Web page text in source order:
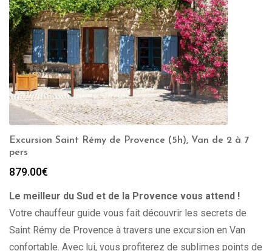
Excursion Saint Rémy de Provence (5h), Van de 2 à 7
pers
879.00€
Le meilleur du Sud et de la Provence vous attend !
Votre chauffeur guide vous fait découvrir les secrets de
Saint Rémy de Provence à travers une excursion en Van
confortable. Avec lui, vous profiterez de sublimes points de